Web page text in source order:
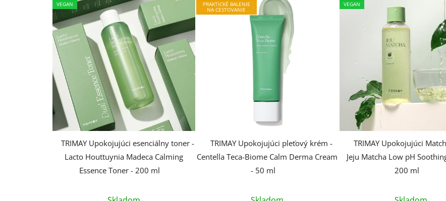
VEGAN
TRIMAY Upokojujúci esenciálny toner -
Lacto Houttuynia Madeca Calming
Essence Toner - 200 ml
PRAKTICKÉ BALENIE
NA CESTOVANIE
TRIMAY Upokojujúci pleťový krém -
Centella Teca-Biome Calm Derma Cream
- 50 ml
VEGAN
TRIMAY Upokojujúci
Jeju Matcha Low pH
200 ml